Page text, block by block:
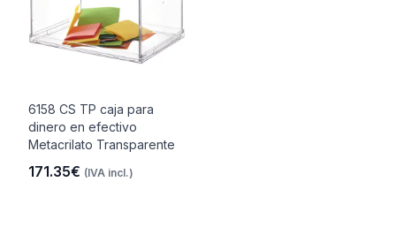
6158 CS TP caja para
dinero en efectivo
Metacrilato Transparente
171.35€ (IVA incl.)